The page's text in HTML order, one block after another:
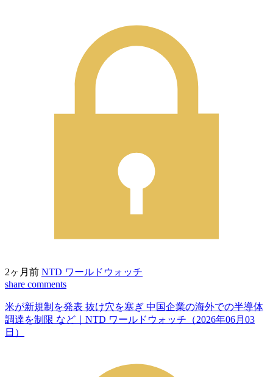
2ヶ月前 NTD ワールドウォッチ
share comments
米が新規制を発表 抜け穴を塞ぎ 中国企業の海外での半導体
調達を制限 など｜NTD ワールドウォッチ（2026年06月03
日）